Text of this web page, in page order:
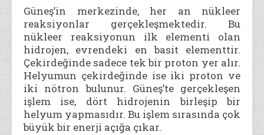
Güneş’in merkezinde, her an nükleer
reaksiyonlar gerçekleşmektedir. Bu
nükleer reaksiyonun ilk elementi olan
hidrojen, evrendeki en basit elementtir.
Çekirdeğinde sadece tek bir proton yer alır.
Helyumun çekirdeğinde ise iki proton ve
iki nötron bulunur. Güneş’te gerçekleşen
işlem ise, dört hidrojenin birleşip bir
helyum yapmasıdır. Bu işlem sırasında çok
büyük bir enerji açığa çıkar.